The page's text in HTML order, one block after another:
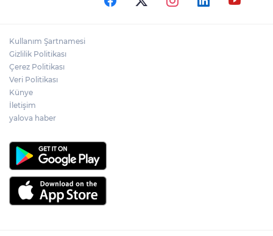
Kullanım Şartnamesi
Gizlilik Politikası
Çerez Politikası
Veri Politikası
Künye
İletişim
yalova haber